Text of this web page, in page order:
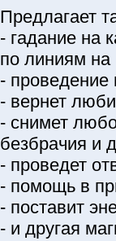
Предлагает
- гадание на
по линиям на
- проведение
- вернет
- снимет
безбрачия и
- проведет
- помощь в
- поставит
- и другая